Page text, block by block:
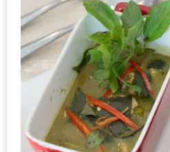
แห่ง
ชาติ
2557
ร้าน
หมู
กระทะ